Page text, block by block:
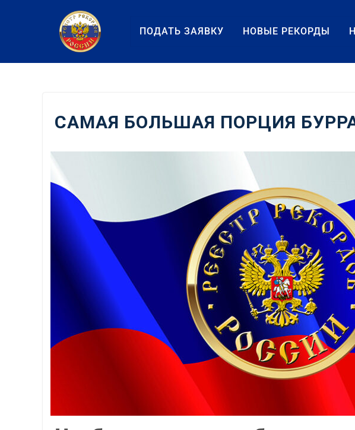
содержанию
ПОДАТЬ ЗАЯВКУ НОВЫЕ РЕКОРДЫ
САМАЯ БОЛЬШАЯ ПОРЦИЯ